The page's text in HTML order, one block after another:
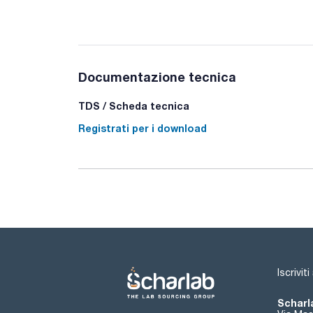
Documentazione tecnica
TDS / Scheda tecnica
Registrati per i download